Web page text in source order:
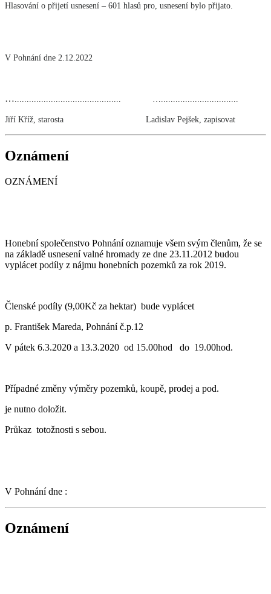
Hlasování o přijetí usnesení – 601 hlasů pro, usnesení bylo přijato.
V Pohnání dne 2.12.2022
…............................................ …................................
Jiří Kříž, starosta Ladislav Pejšek, zapisovat
Oznámení
OZNÁMENÍ
Honební společenstvo Pohnání oznamuje všem svým členům, že se
na základě usnesení valné hromady ze dne 23.11.2012 budou
vyplácet podíly z nájmu honebních pozemků za rok 2019.
Členské podíly (9,00Kč za hektar) bude vyplácet
p. František Mareda, Pohnání č.p.12
V pátek 6.3.2020 a 13.3.2020 od 15.00hod do 19.00hod.
Případné změny výměry pozemků, koupě, prodej a pod.
je nutno doložit.
Průkaz totožnosti s sebou.
V Pohnání dne :
Oznámení